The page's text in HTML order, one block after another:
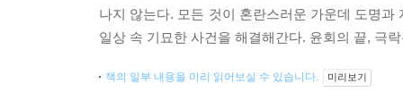
나지 않는다. 모든 것이 혼란스러운 가운데 도명
일상 속 기묘한 사건을 해결해간다. 윤회의 끝, 극
책의 일부 내용을 미리 읽어보실 수 있습니다. 미리보기